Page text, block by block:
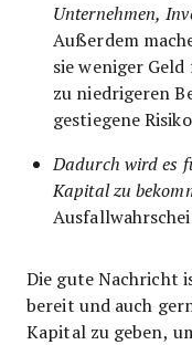
Unternehmen,
Außerdem
sie weniger
zu niedrigeren
gestiegene
Dadurch wird es
Kapital zu
Die gute Nachricht
bereit und auch
Kapital zu geben,